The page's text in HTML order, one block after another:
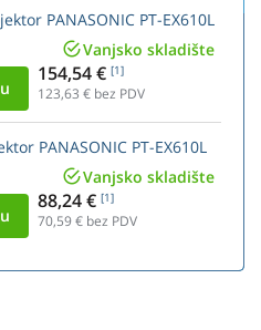
PANASONIC PT-EX610L
Vanjsko skladište
154,54 € [1]
123,63 € bez PDV
PANASONIC PT-EX610L
Vanjsko skladište
88,24 € [1]
70,59€ bez PDV